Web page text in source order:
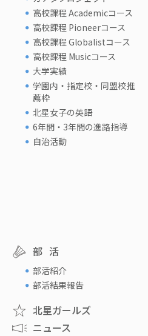
高校課程 Academicコース
高校課程 Pioneerコース
高校課程 Globalistコース
高校課程 Musicコース
大学実績
学園内・指定校・同盟校推
薦枠
北星女子の英語
6年間・3年間の進路指導
自治活動
部活
部活紹介
部活結果報告
北星ガールズ
ニュース